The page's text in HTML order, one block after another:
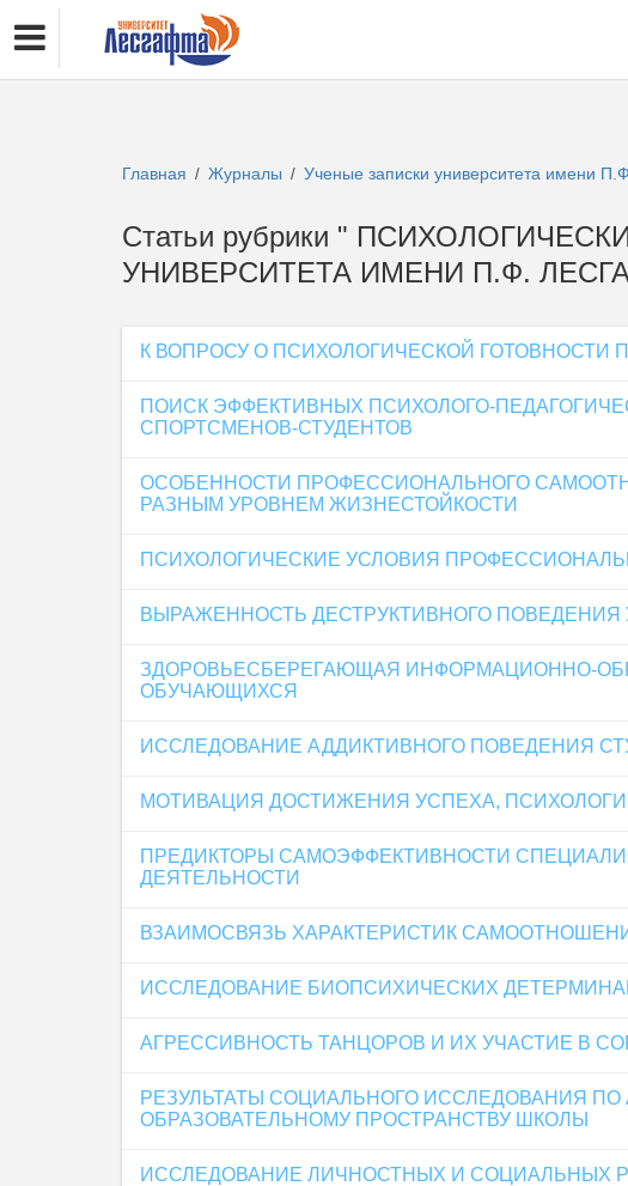
Главная / Журналы / Ученые записки университета имени
Статьи рубрики "
УНИВЕРСИТЕТА ИМЕНИ П.Ф.
К ВОПРОСУ О ПСИХОЛОГИЧЕСКОЙ ГОТОВНОСТИ
ПОИСК ЭФФЕКТИВНЫХ ПСИХОЛОГО-
СПОРТСМЕНОВ-СТУДЕНТОВ
ОСОБЕННОСТИ ПРОФЕССИОНАЛЬНОГО
РАЗНЫМ УРОВНЕМ ЖИЗНЕСТОЙКОСТИ
ПСИХОЛОГИЧЕСКИЕ УСЛОВИЯ
ВЫРАЖЕННОСТЬ ДЕСТРУКТИВНОГО ПОВЕДЕНИЯ
ЗДОРОВЬЕСБЕРЕГАЮЩАЯ ИНФОРМАЦИОННО-
ОБУЧАЮЩИХСЯ
ИССЛЕДОВАНИЕ АДДИКТИВНОГО ПОВЕДЕНИЯ
МОТИВАЦИЯ ДОСТИЖЕНИЯ УСПЕХА,
ПРЕДИКТОРЫ САМОЭФФЕКТИВНОСТИ
ДЕЯТЕЛЬНОСТИ
ВЗАИМОСВЯЗЬ ХАРАКТЕРИСТИК
ИССЛЕДОВАНИЕ БИОПСИХИЧЕСКИХ
АГРЕССИВНОСТЬ ТАНЦОРОВ И ИХ УЧАСТИЕ В
РЕЗУЛЬТАТЫ СОЦИАЛЬНОГО ИССЛЕДОВАНИЯ
ОБРАЗОВАТЕЛЬНОМУ ПРОСТРАНСТВУ ШКОЛЫ
ИССЛЕДОВАНИЕ ЛИЧНОСТНЫХ И СОЦИАЛЬНЫХ